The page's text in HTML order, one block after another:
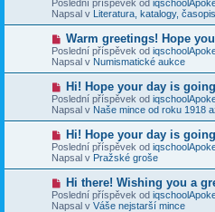
s
p
v
e
k
v
ý
p
í
s
p
v
e
k
Poslední příspěvek od
Napsal v Literatura, katalogy,
N
o
v
ý
p
í
s
p
v
e
k
Warm greetings! Hope
Poslední příspěvek od
Napsal v Numismatické aukce
N
o
v
ý
p
í
s
p
v
e
Hi! Hope your day is
Poslední příspěvek od
Napsal v Naše mince od roku 1918
N
o
v
ý
p
í
s
Hi! Hope your day is
Poslední příspěvek od
Napsal v Pražské groše
N
o
v
Hi there! Wishing you a
Poslední příspěvek od
Napsal v Váše nejstarší mince